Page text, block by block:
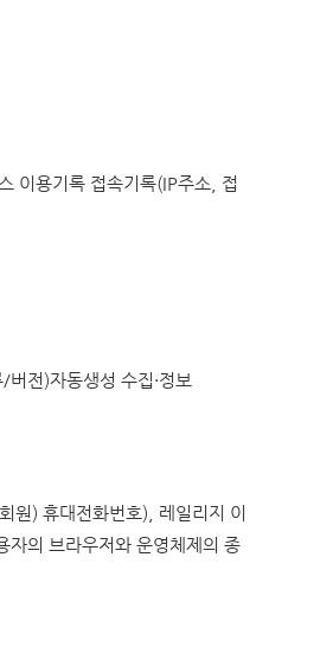
이용기록 접속기록(IP주소, 접
전)자동생성 수집·정보
원) 휴대전화번호), 레일리지 이
의 브라우저와 운영체제의 종